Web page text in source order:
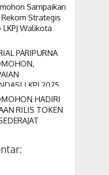
Sampaikan
Strategis
Walikota
PARIPURNA
LKPJ 2025
HADIRI
RILIS TOKEN